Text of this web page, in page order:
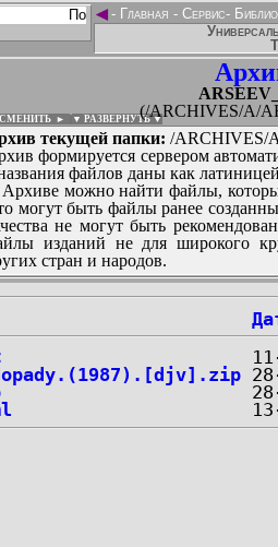
◄- Главная - Сервис-
(/ARCHIVES/A/
► ▼ РАЗВЕРНУТЬ ▼
текущей папки: /ARCHIVES/
формируется сервером
файлов даны как
можно найти файлы,
могут быть файлы ранее
не могут быть
изданий не для широкого
стран и народов.